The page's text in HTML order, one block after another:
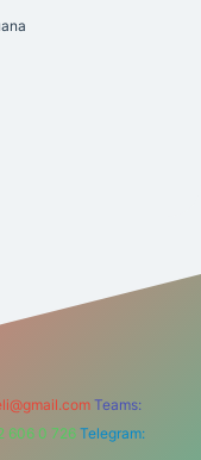
Teams:
606 0 726 Telegram: